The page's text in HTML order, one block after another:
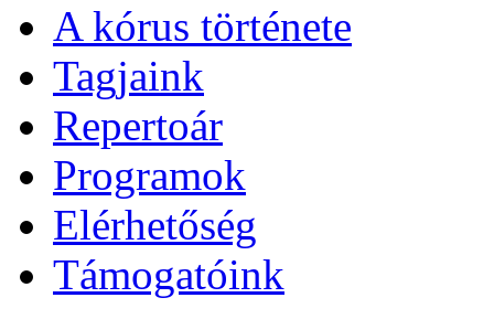
A kórus története
Tagjaink
Repertoár
Programok
Elérhetőség
Támogatóink